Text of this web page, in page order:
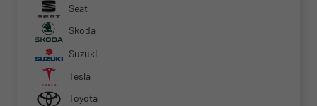
Seat
Skoda
Suzuki
Tesla
Toyota